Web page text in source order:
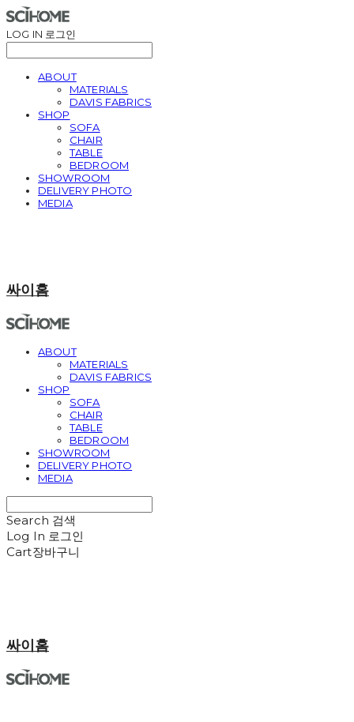
LOG IN 로그인
ABOUT
MATERIALS
DAVIS FABRICS
SHOP
SOFA
CHAIR
TABLE
BEDROOM
SHOWROOM
DELIVERY PHOTO
MEDIA
싸이홈
ABOUT
MATERIALS
DAVIS FABRICS
SHOP
SOFA
CHAIR
TABLE
BEDROOM
SHOWROOM
DELIVERY PHOTO
MEDIA
Search 검색
Log In 로그인
Cart장바구니
싸이홈